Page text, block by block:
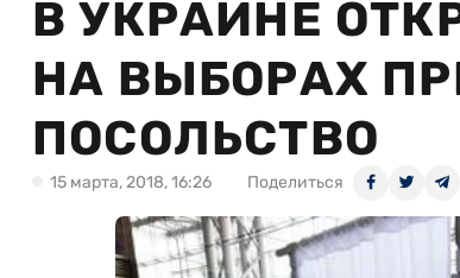
В УКРАИНЕ
НА ВЫБОРАХ
ПОСОЛЬСТВО
15 марта, 2018, 16:26 Поделиться